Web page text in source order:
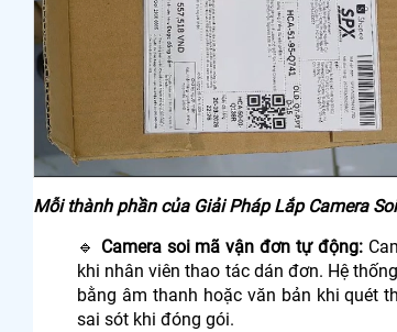
Mỗi thành phần của Giải Pháp Lắp Camera
🔹 Camera soi mã vận đơn tự động:
khi nhân viên thao tác dán đơn. Hệ
bằng âm thanh hoặc văn bản khi quét
sai sót khi đóng gói.